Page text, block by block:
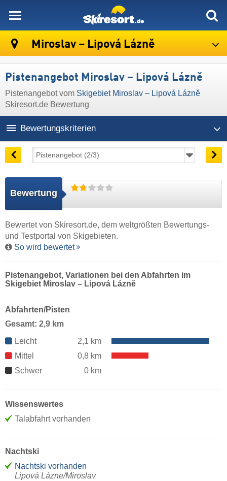
Miroslav – Lipová Lázně
Pistenangebot Miroslav – Lipová Lázně
Pistenangebot vom Skigebiet Miroslav – Lipová Lázně
Skiresort.de Bewertung
Bewertungskriterien
Bewertung
Bewertet von Skiresort.de, dem weltgrößten Bewertungs-
und Testportal von Skigebieten.
So wird bewertet
Pistenangebot, Variationen bei den Abfahrten im
Skigebiet Miroslav – Lipová Lázně
Abfahrten/Pisten
Gesamt: 2,9 km
Leicht
2,1 km
Mittel
0,8 km
Schwer
0 km
Wissenswertes
Talabfahrt vorhanden
Nachtski
Nachtski vorhanden
Lipová Lázne/Miroslav